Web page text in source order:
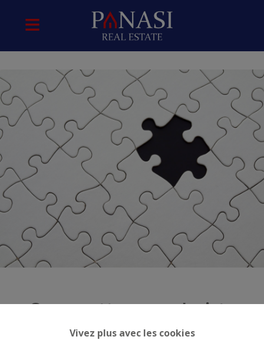
Vivez plus avec les cookies
Oups, cette page n'existe
plus